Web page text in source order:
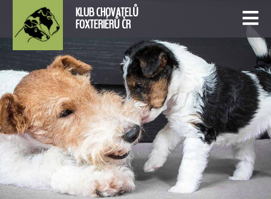
KLUB CHOVATELŮ
FOXTERIÉRŮ ČR